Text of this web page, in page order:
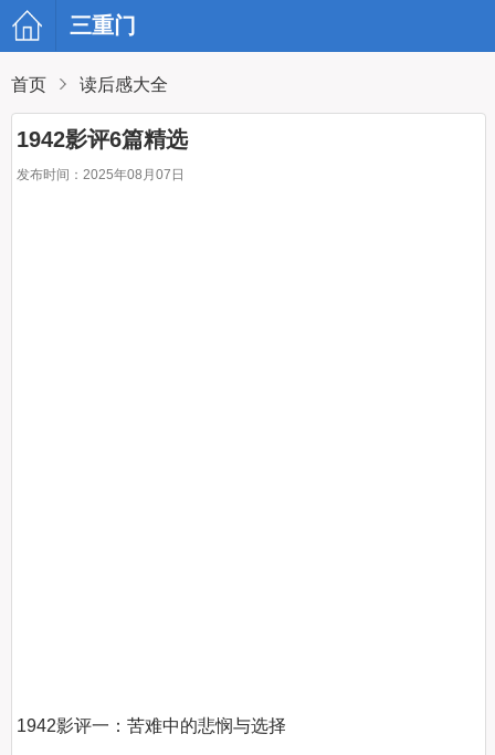
三重门
首页 读后感大全
1942影评6篇精选
发布时间：2025年08月07日
1942影评一：苦难中的悲悯与选择